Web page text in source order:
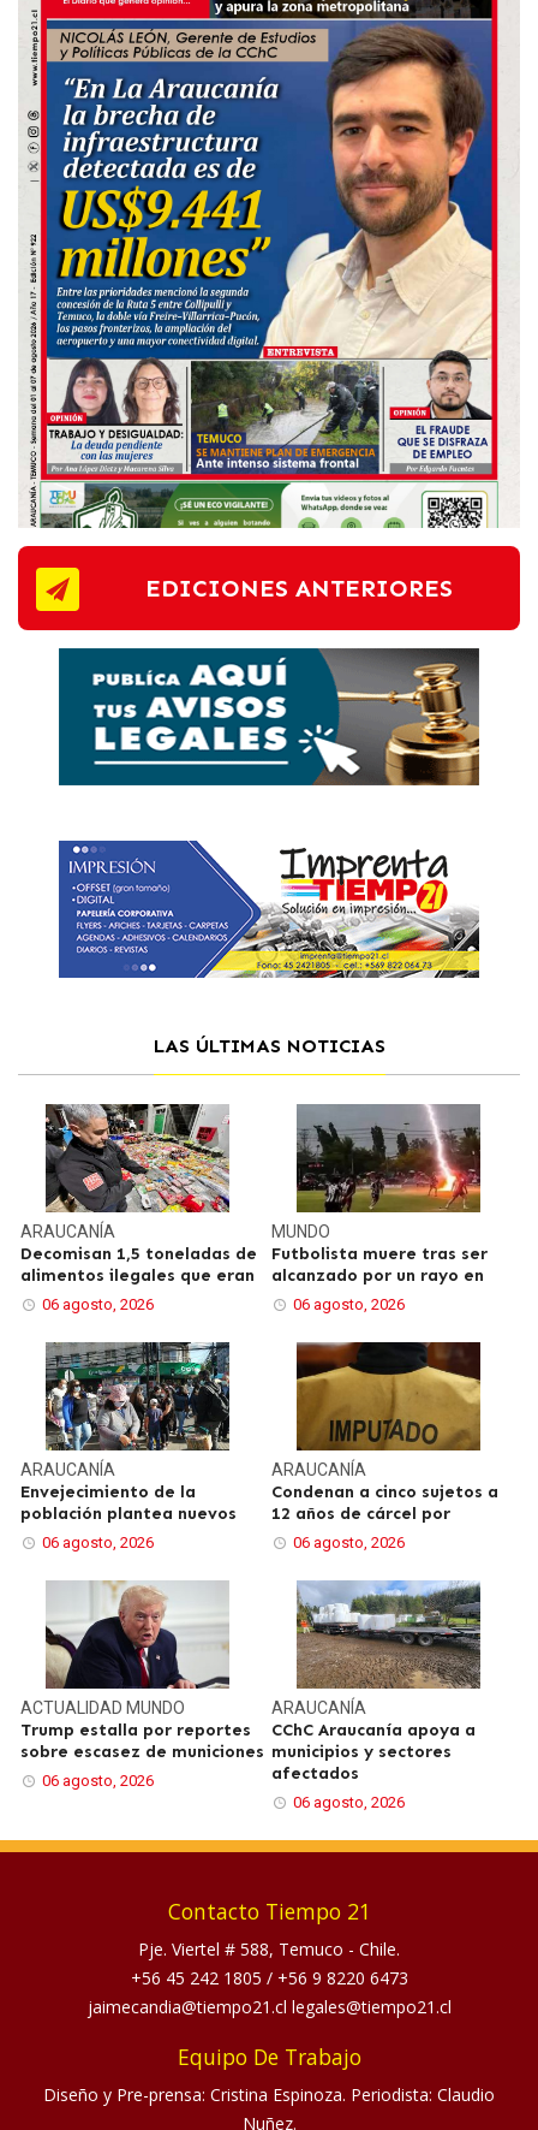
EDICIONES ANTERIORES
LAS ÚLTIMAS NOTICIAS
ARAUCANÍA
Decomisan 1,5 toneladas de
alimentos ilegales que eran
06 agosto, 2026
MUNDO
Futbolista muere tras ser
alcanzado por un rayo en
06 agosto, 2026
ARAUCANÍA
Envejecimiento de la
población plantea nuevos
06 agosto, 2026
ARAUCANÍA
Condenan a cinco sujetos a
12 años de cárcel por
06 agosto, 2026
ACTUALIDAD MUNDO
Trump estalla por reportes
sobre escasez de municiones
06 agosto, 2026
ARAUCANÍA
CChC Araucanía apoya a
municipios y sectores
afectados
06 agosto, 2026
Contacto Tiempo 21
Pje. Viertel # 588, Temuco - Chile.
+56 45 242 1805 / +56 9 8220 6473
jaimecandia@tiempo21.cl legales@tiempo21.cl
Equipo De Trabajo
Diseño y Pre-prensa: Cristina Espinoza. Periodista: Claudio
Nuñez.